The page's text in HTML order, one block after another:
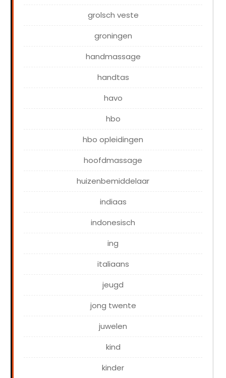
grolsch veste
groningen
handmassage
handtas
havo
hbo
hbo opleidingen
hoofdmassage
huizenbemiddelaar
indiaas
indonesisch
ing
italiaans
jeugd
jong twente
juwelen
kind
kinder